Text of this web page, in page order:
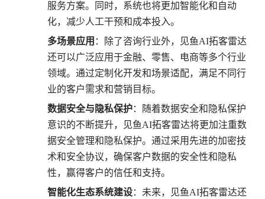
服务方案。同时，系统也将更加智能化和自动
化，减少人工干预和成本投入。
多场景应用 ：除了咨询行业外，见鱼AI拓客雷达
还可以广泛应用于金融、零售、电商等多个行业
领域。通过定制化开发和场景适配，满足不同行
业的客户需求和营销目标。
数据安全与隐私保护：随着数据安全和隐私保护
意识的不断提升，见鱼AI拓客雷达将更加注重数
据安全管理和隐私保护。通过采用先进的加密技
术和安全协议，确保客户数据的安全性和隐私
性，赢得客户的信任和支持。
智能化生态系统建设：未来，见鱼AI拓客雷达还